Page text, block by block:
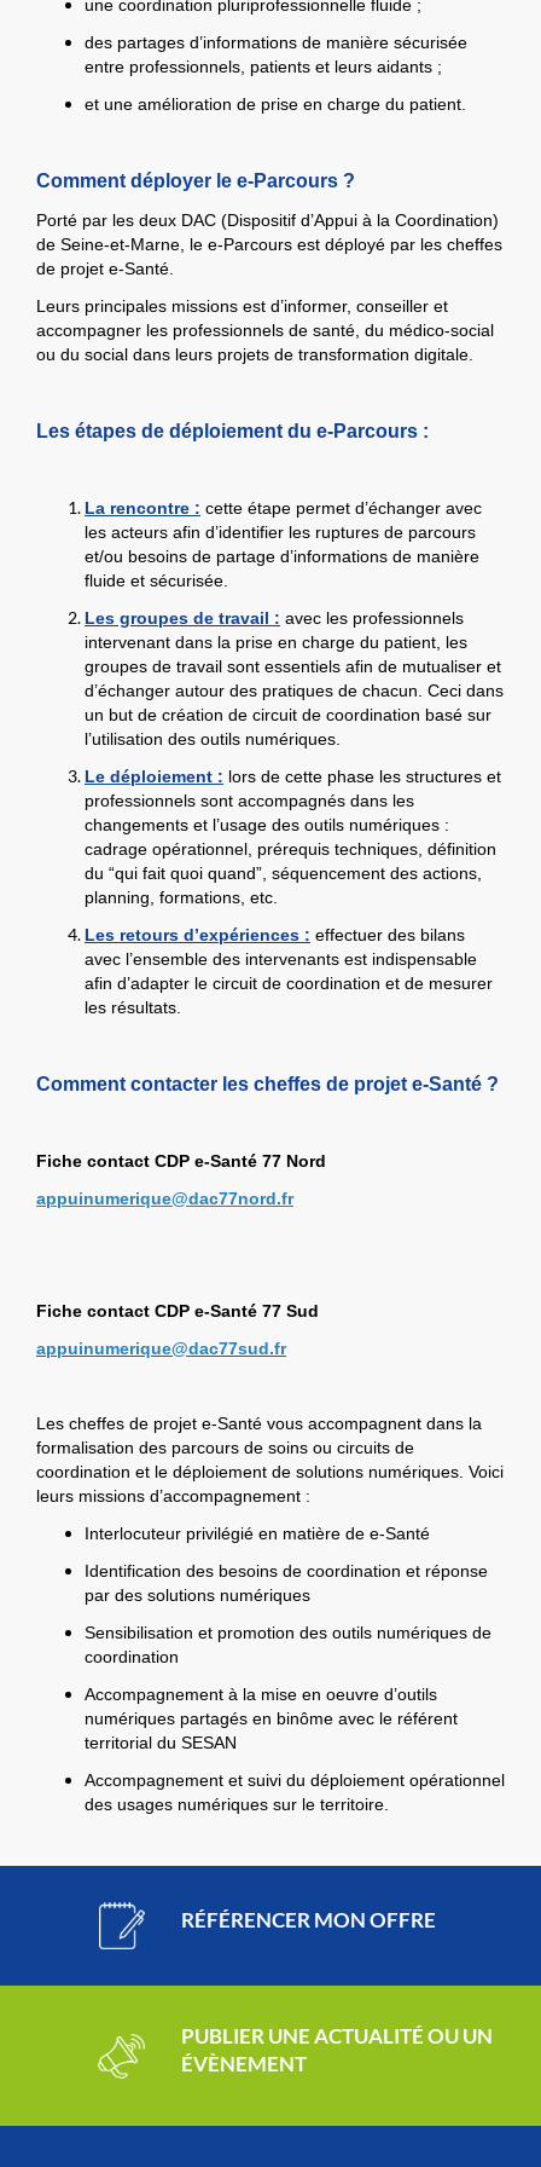
une coordination pluriprofessionnelle fluide ;
des partages d’informations de manière sécurisée
entre professionnels, patients et leurs aidants ;
et une amélioration de prise en charge du patient.
Comment déployer le e-Parcours ?
Porté par les deux DAC (Dispositif d’Appui à la Coordination)
de Seine-et-Marne, le e-Parcours est déployé par les cheffes
de projet e-Santé.
Leurs principales missions est d’informer, conseiller et
accompagner les professionnels de santé, du médico-social
ou du social dans leurs projets de transformation digitale.
Les étapes de déploiement du e-Parcours :
La rencontre : cette étape permet d’échanger avec
les acteurs afin d’identifier les ruptures de parcours
et/ou besoins de partage d’informations de manière
fluide et sécurisée.
Les groupes de travail : avec les professionnels
intervenant dans la prise en charge du patient, les
groupes de travail sont essentiels afin de mutualiser et
d’échanger autour des pratiques de chacun. Ceci dans
un but de création de circuit de coordination basé sur
l’utilisation des outils numériques.
Le déploiement : lors de cette phase les structures et
professionnels sont accompagnés dans les
changements et l’usage des outils numériques :
cadrage opérationnel, prérequis techniques, définition
du “qui fait quoi quand”, séquencement des actions,
planning, formations, etc.
Les retours d’expériences : effectuer des bilans
avec l’ensemble des intervenants est indispensable
afin d’adapter le circuit de coordination et de mesurer
les résultats.
Comment contacter les cheffes de projet e-Santé ?
Fiche contact CDP e-Santé 77 Nord
appuinumerique@dac77nord.fr
Fiche contact CDP e-Santé 77 Sud
appuinumerique@dac77sud.fr
Les cheffes de projet e-Santé vous accompagnent dans la
formalisation des parcours de soins ou circuits de
coordination et le déploiement de solutions numériques. Voici
leurs missions d’accompagnement :
Interlocuteur privilégié en matière de e-Santé
Identification des besoins de coordination et réponse
par des solutions numériques
Sensibilisation et promotion des outils numériques de
coordination
Accompagnement à la mise en oeuvre d’outils
numériques partagés en binôme avec le référent
territorial du SESAN
Accompagnement et suivi du déploiement opérationnel
des usages numériques sur le territoire.
RÉFÉRENCER MON OFFRE
PUBLIER UNE ACTUALITÉ OU UN
ÉVÈNEMENT